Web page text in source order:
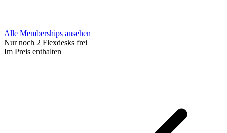
Alle Memberships ansehen
Nur noch 2 Flexdesks frei
Im Preis enthalten